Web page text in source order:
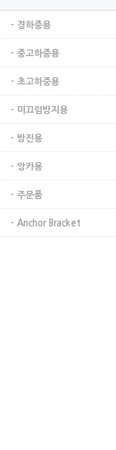
- 경하중용
- 중고하중용
- 초고하중용
- 미끄럼방지용
- 방진용
- 앙카용
- 주문품
- Anchor Bracket